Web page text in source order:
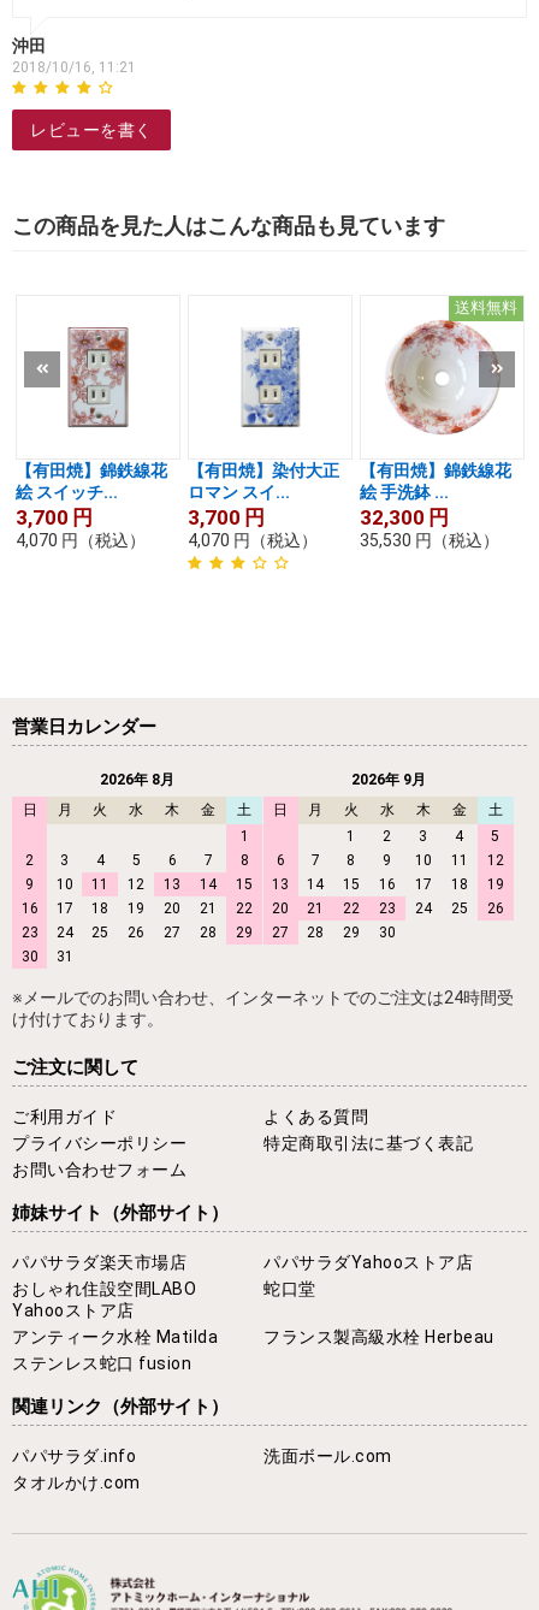
沖田
2018/10/16, 11:21
レビューを書く
この商品を見た人はこんな商品も見ています
【有田焼】錦鉄線花
絵 スイッチ...
3,700 円
4,070 円 （税込）
【有田焼】染付大正
ロマン スイ...
3,700 円
4,070 円 （税込）
送料無料
【有田焼】錦鉄線花
絵 手洗鉢 ...
32,300 円
35,530 円 （税込）
営業日カレンダー
2026年 8月
日
月 火 水 木 金
土
1
2
3 4 5 6 7
8
9
10 11 12 13 14
15
16
17 18 19 20 21
22
23
24 25 26 27 28
29
30
31
2026年 9月
日
月 火 水 木 金
土
1
2 3 4
5
6
7 8 9 10 11
12
13
14 15 16 17 18
19
20
21 22 23 24 25
26
27
28 29 30
※メールでのお問い合わせ、インターネットでのご注文は24時間受
け付けております。
ご注文に関して
ご利用ガイド
よくある質問
プライバシーポリシー
特定商取引法に基づく表記
お問い合わせフォーム
姉妹サイト （外部サイト）
パパサラダ楽天市場店
パパサラダYahooストア店
おしゃれ住設空間LABO
Yahooストア店
蛇口堂
アンティーク水栓 Matilda
フランス製高級水栓 Herbeau
ステンレス蛇口 fusion
関連リンク （外部サイト）
パパサラダ.info
洗面ボール.com
タオルかけ.com